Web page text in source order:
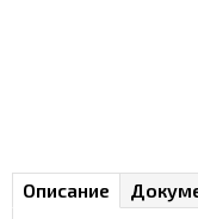
Описание